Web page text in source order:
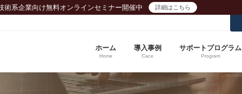
術系企業向け無料オンラインセミナー開催中 詳細はこちら
ホーム
Home
導入事例
Cace
サポートプログラム
Program